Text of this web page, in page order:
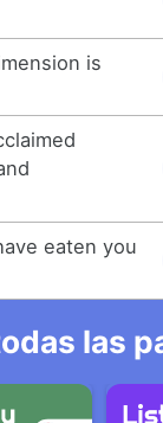
is
eaten you
las